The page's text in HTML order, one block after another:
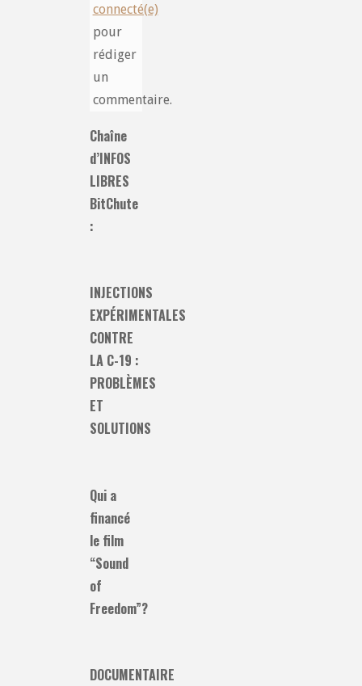
connecté(e)
pour
rédiger
un
commentaire.
Chaîne
d’INFOS
LIBRES
BitChute
:
INJECTIONS
EXPÉRIMENTALES
CONTRE
LA C-19 :
PROBLÈMES
ET
SOLUTIONS
Qui a
financé
le film
“Sound
of
Freedom”?
DOCUMENTAIRE